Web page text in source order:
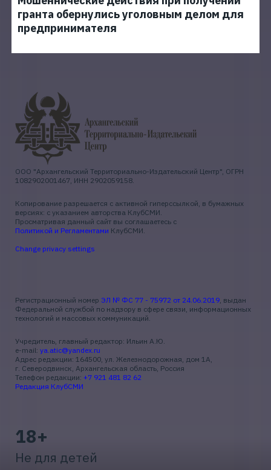
гранта обернулись уголовным делом для
предпринимателя
ООО "Архангельский Территориально-Издательский Центр", ОГРН
1082902001467, ИНН 2902059158.
Копирование разрешается с активной гиперссылкой, в бумажных
версиях: с указанием авторства КлубСМИ.
Просматривая данный сайт вы соглашаетесь с
Политикой и Регламентами КлубСМИ.
Change privacy settings
Регистрационный номер ЭЛ № ФС 77 - 75972 от 24.06.2019, выдан
Федеральной службой по надзору в сфере связи, информационных
технологий и массовых коммуникаций.
Учредитель, главный редактор: Ильин А.Ю.
e-mail: ya.atic@yandex.ru
Адрес редакции: 164500, ул. Железнодорожная, дом 1А,
г. Северодвинск, Архангельская область, Россия
Телефон редакции: +7 921 481 82 62
Редакция КлубСМИ
18+
Не для детей